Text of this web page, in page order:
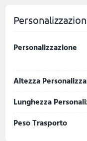
Personalizzazione
Altezza
Lunghezza
Peso Trasporto